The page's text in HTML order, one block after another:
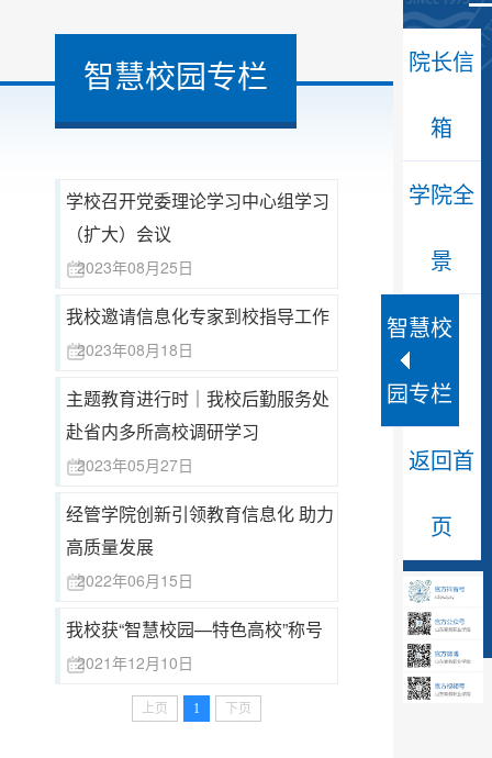
大暑
智慧校园专栏
学校召开党委理论学习中心组学习
（扩大）会议
2023年08月25日
我校邀请信息化专家到校指导工作
2023年08月18日
主题教育进行时｜我校后勤服务处
赴省内多所高校调研学习
2023年05月27日
经管学院创新引领教育信息化 助力
高质量发展
2022年06月15日
我校获“智慧校园—特色高校”称号
2021年12月10日
上页 1 下页
院长信
箱
学院全
景
智慧校
园专栏
返回首
页